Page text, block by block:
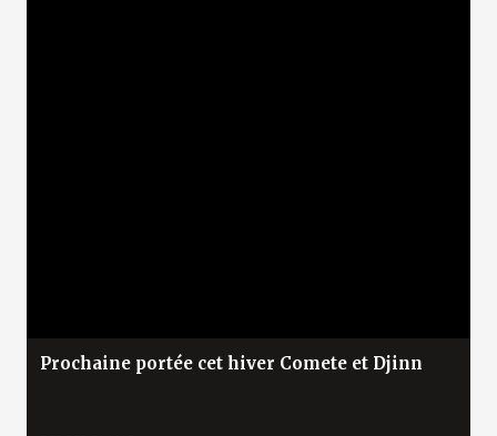
Prochaine portée cet hiver Comete et Djinn